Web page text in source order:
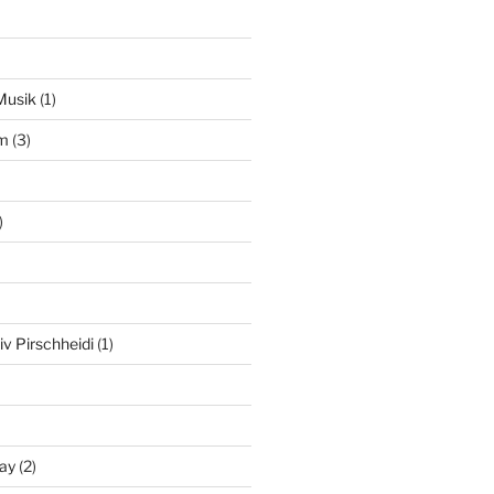
(1)
(3)
Pirschheidi(1)
(2)